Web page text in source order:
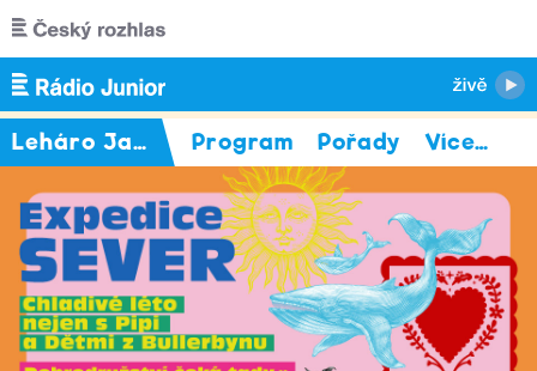
Přejít k hlavnímu obsahu
Leháro Jakuba Voříška Program Pořady Více…